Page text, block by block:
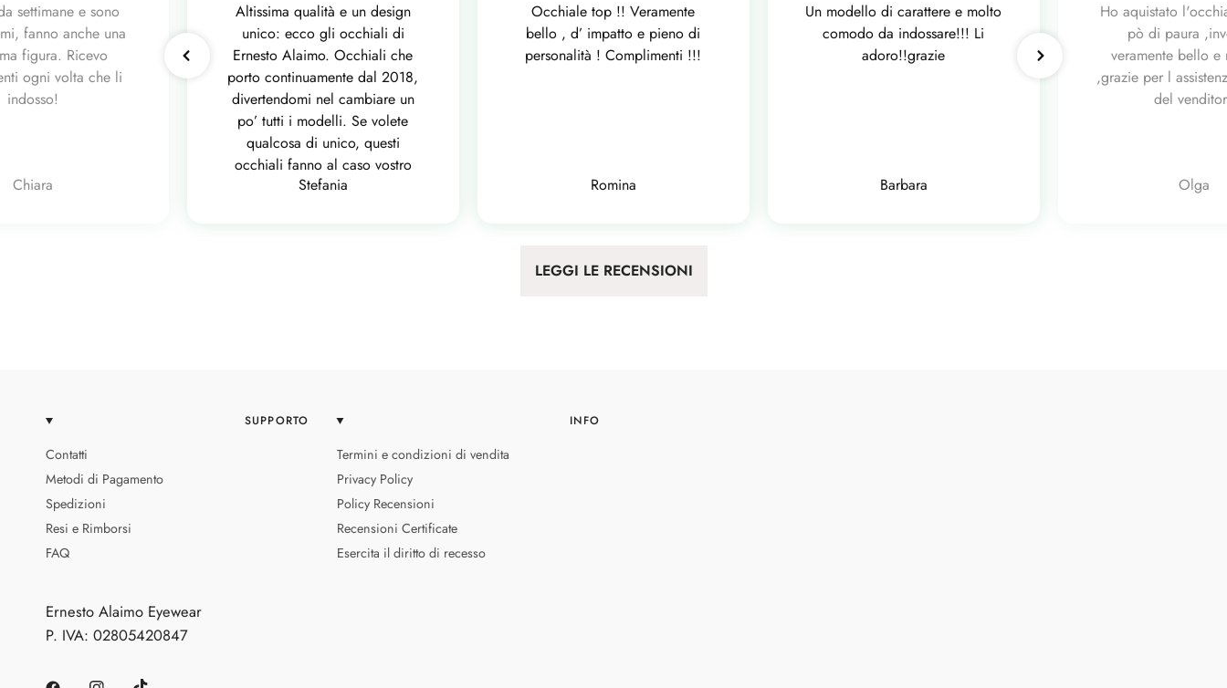
settimane e sono
fanno anche una
figura. Ricevo
ogni volta che li
indosso!
Chiara
Altissima qualità e un design
unico: ecco gli occhiali di
Ernesto Alaimo. Occhiali che
porto continuamente dal 2018,
divertendomi nel cambiare un
po’ tutti i modelli. Se volete
qualcosa di unico, questi
occhiali fanno al caso vostro
Stefania
Occhiale top !! Veramente
bello , d’ impatto e pieno di
personalità ! Complimenti !!!
Romina
Un modello di carattere e molto
comodo da indossare!!! Li
adoro!!grazie
Barbara
Ho aquistato
pò di paura
veramente bello e
,grazie per l
del
Olga
LEGGI LE RECENSIONI
SUPPORTO
Contatti
Metodi di Pagamento
Spedizioni
Resi e Rimborsi
FAQ
INFO
Termini e condizioni di vendita
Privacy Policy
Policy Recensioni
Recensioni Certificate
Esercita il diritto di recesso
Ernesto Alaimo Eyewear
P. IVA: 02805420847